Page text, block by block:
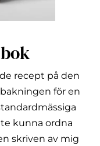
recept på den
för en
kunna ordna
skriven av mig